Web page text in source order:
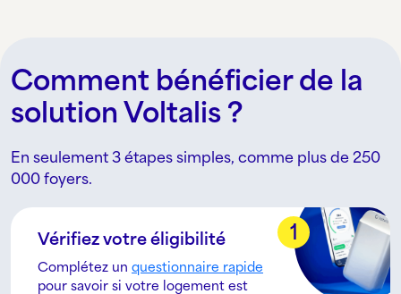
Comment bénéficier de la
solution Voltalis ?
En seulement 3 étapes simples, comme plus de 250
000 foyers.
1
Vérifiez votre éligibilité
Complétez un questionnaire rapide
pour savoir si votre logement est